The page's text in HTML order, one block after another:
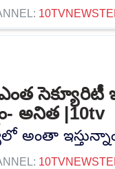
ఎంత
అనిత |10tv
అంతా